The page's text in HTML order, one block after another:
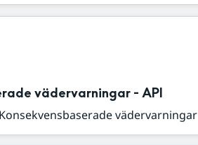
vädervarningar - API
vädervarningar